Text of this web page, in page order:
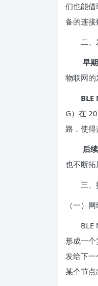
们也能
备的连接
二、
早
物联网的
BLE
G）在
路，使
后
也不断拓
三、
（一）
BLE
形成一
发给下
某个节点